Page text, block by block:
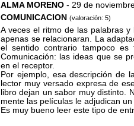
ALMA MORENO - 29 de
COMUNICACION (valoración: 5)
A veces el ritmo de las palabras
apenas se relacionaran. La
el sentido contrario tampoco
Comunicación: las ideas que se
en el receptor.
Por ejemplo, esa descripción de
lector muy versado expresa de
libro dejan un sabor muy distinto.
mente las películas le adjudican
Es muy bueno leer este tipo de